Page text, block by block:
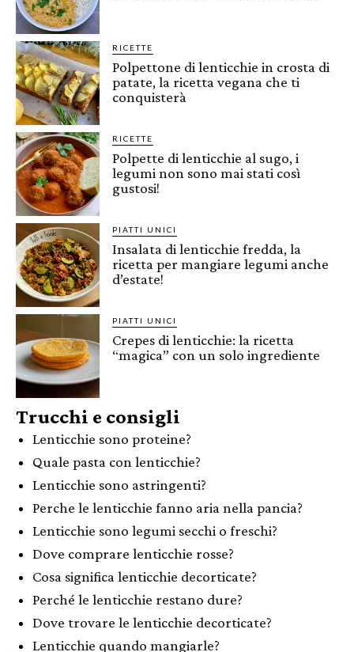
RICETTE
Polpettone di lenticchie in crosta di
patate, la ricetta vegana che ti
conquisterà
RICETTE
Polpette di lenticchie al sugo, i
legumi non sono mai stati così
gustosi!
PIATTI UNICI
Insalata di lenticchie fredda, la
ricetta per mangiare legumi anche
d’estate!
PIATTI UNICI
Crepes di lenticchie: la ricetta
“magica” con un solo ingrediente
Trucchi e consigli
Lenticchie sono proteine?
Quale pasta con lenticchie?
Lenticchie sono astringenti?
Perche le lenticchie fanno aria nella pancia?
Lenticchie sono legumi secchi o freschi?
Dove comprare lenticchie rosse?
Cosa significa lenticchie decorticate?
Perché le lenticchie restano dure?
Dove trovare le lenticchie decorticate?
Lenticchie quando mangiarle?